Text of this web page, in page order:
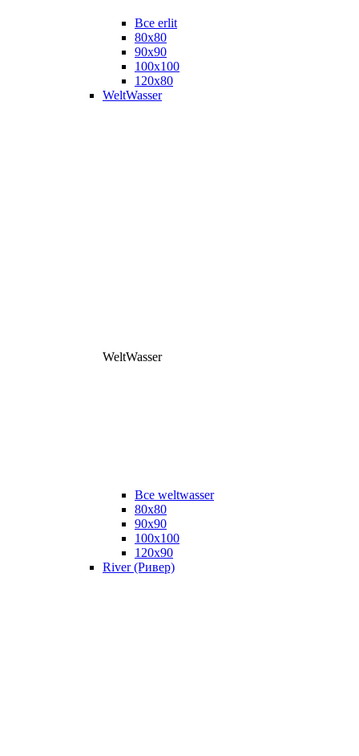
Все erlit
80x80
90x90
100x100
120x80
WeltWasser
WeltWasser
Все weltwasser
80x80
90x90
100x100
120x90
River (Ривер)